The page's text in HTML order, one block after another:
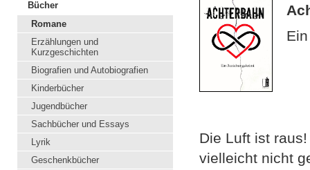
Bücher
Romane
Erzählungen und
Kurzgeschichten
Biografien und Autobiografien
Kinderbücher
Jugendbücher
Sachbücher und Essays
Lyrik
Geschenkbücher
Die Luft ist
vielleicht nicht